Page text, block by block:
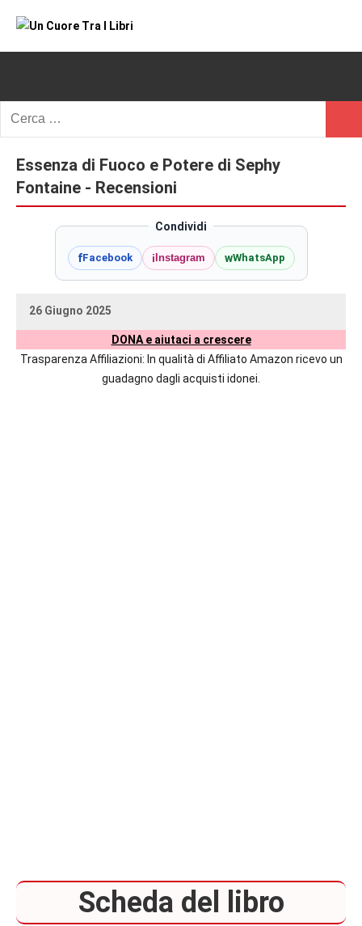
Un
Tra
I
Libri
romance
e
non
solo.
Recensioni,
delle
autrici
Essenza di Fuoco e Potere di Sephy
Fontaine - Recensioni
Condividi
fFacebook i Instagram wWhatsApp
26 Giugno 2025
uctil_user
Nessun
DONA e aiutaci a crescere
Trasparenza Affiliazioni: In qualità di Affiliato Amazon ricevo un
guadagno dagli acquisti idonei.
Scheda del libro